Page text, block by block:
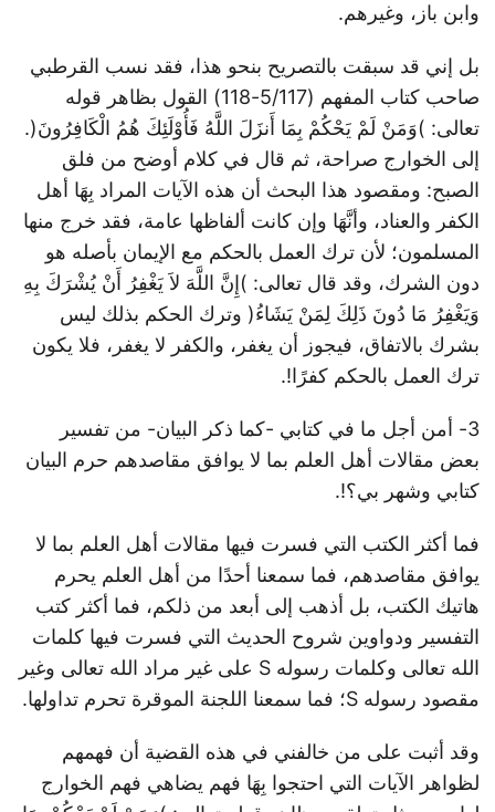
وابن باز، وغيرهم.
بل إني قد سبقت بالتصريح بنحو هذا، فقد نسب القرطبي
صاحب كتاب المفهم (5/117-118) القول بظاهر قوله
تعالى: )وَمَنْ لَمْ يَحْكُمْ بِمَا أَنزَلَ اللَّهُ فَأُوْلَئِكَ هُمُ الْكَافِرُونَ(.
إلى الخوارج صراحة، ثم قال في كلام أوضح من فلق
الصبح: ومقصود هذا البحث أن هذه الآيات المراد بِهَا أهل
الكفر والعناد، وأنَّهَا وإن كانت ألفاظها عامة، فقد خرج منها
المسلمون؛ لأن ترك العمل بالحكم مع الإيمان بأصله هو
دون الشرك، وقد قال تعالى: )إِنَّ اللَّهَ لاَ يَغْفِرُ أَنْ يُشْرَكَ بِهِ
وَيَغْفِرُ مَا دُونَ ذَلِكَ لِمَنْ يَشَاءُ( وترك الحكم بذلك ليس
بشرك بالاتفاق، فيجوز أن يغفر، والكفر لا يغفر، فلا يكون
ترك العمل بالحكم كفرًا!.
3- أمن أجل ما في كتابي -كما ذكر البيان- من تفسير
بعض مقالات أهل العلم بما لا يوافق مقاصدهم حرم البيان
كتابي وشهر بي؟!.
فما أكثر الكتب التي فسرت فيها مقالات أهل العلم بما لا
يوافق مقاصدهم، فما سمعنا أحدًا من أهل العلم يحرم
هاتيك الكتب، بل أذهب إلى أبعد من ذلكم، فما أكثر كتب
التفسير ودواوين شروح الحديث التي فسرت فيها كلمات
الله تعالى وكلمات رسوله S على غير مراد الله تعالى وغير
مقصود رسوله S؛ فما سمعنا اللجنة الموقرة تحرم تداولها.
وقد أثبت على من خالفني في هذه القضية أن فهمهم
لظواهر الآيات التي احتجوا بِهَا فهم يضاهي فهم الخوارج